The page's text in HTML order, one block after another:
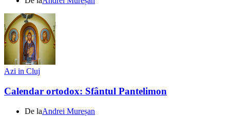
Azi in Cluj
Calendar ortodox: Sfântul Pantelimon
De laAndrei Mureșan